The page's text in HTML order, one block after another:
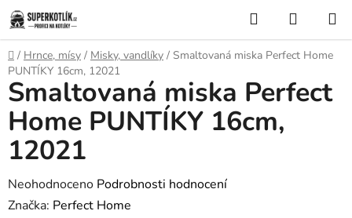
Přejít
na
obsah
Hledat
KOŠÍK
Domů
/ Hrnce, mísy / Misky, vandlíky / Smaltovaná miska Perfect Home
PUNTÍKY 16cm, 12021
Smaltovaná miska Perfect
Home PUNTÍKY 16cm,
12021
Průměrné
hodnocení
Neohodnoceno Podrobnosti hodnocení
Značka: Perfect Home